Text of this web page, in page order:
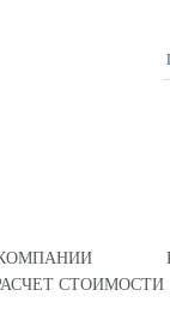
СТОИМОСТИ